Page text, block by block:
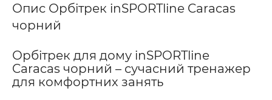
Опис Орбітрек inSPORTline Caracas
чорний
Орбітрек для дому inSPORTline
Caracas чорний – сучасний тренажер
для комфортних занять